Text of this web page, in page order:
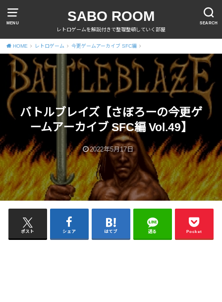
MENU SEARCH
SABO ROOM
レトロゲームを解説付きで整理整頓していく部屋
HOME レトロゲーム 今更ゲームアーカイブ SFC編
バトルブレイズ【さぼろーの今更ゲ
ームアーカイブ SFC編 Vol.49】
2022年5月17日
ポスト シェア はてブ 送る Pocket